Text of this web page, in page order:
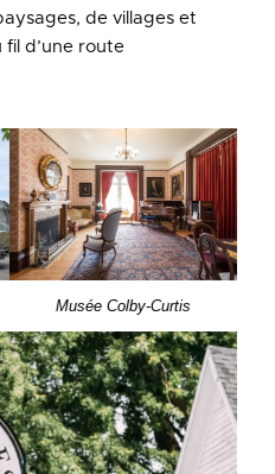
de villages et
d’une route
Musée Colby-Curtis